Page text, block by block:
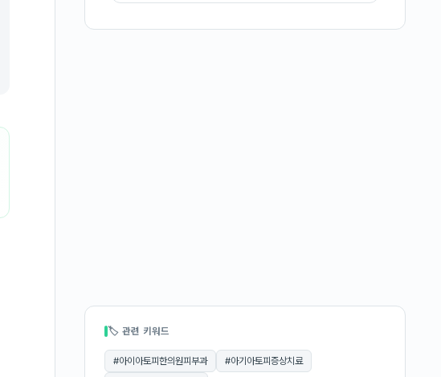
🏷 관련 키워드
#아이아토피한의원피부과 #아기아토피증상치료